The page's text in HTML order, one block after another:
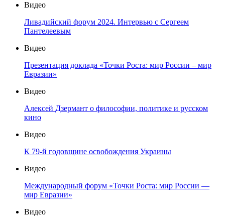
Видео
Ливадийский форум 2024. Интервью с Сергеем
Пантелеевым
Видео
Презентация доклада «Точки Роста: мир России – мир
Евразии»
Видео
Алексей Дзермант о философии, политике и русском
кино
Видео
К 79-й годовщине освобождения Украины
Видео
Международный форум «Точки Роста: мир России —
мир Евразии»
Видео